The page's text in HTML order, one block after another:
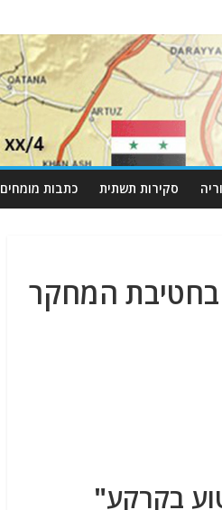
סקירות תשתית כתבות מומחים
המחקר
בקרקע"